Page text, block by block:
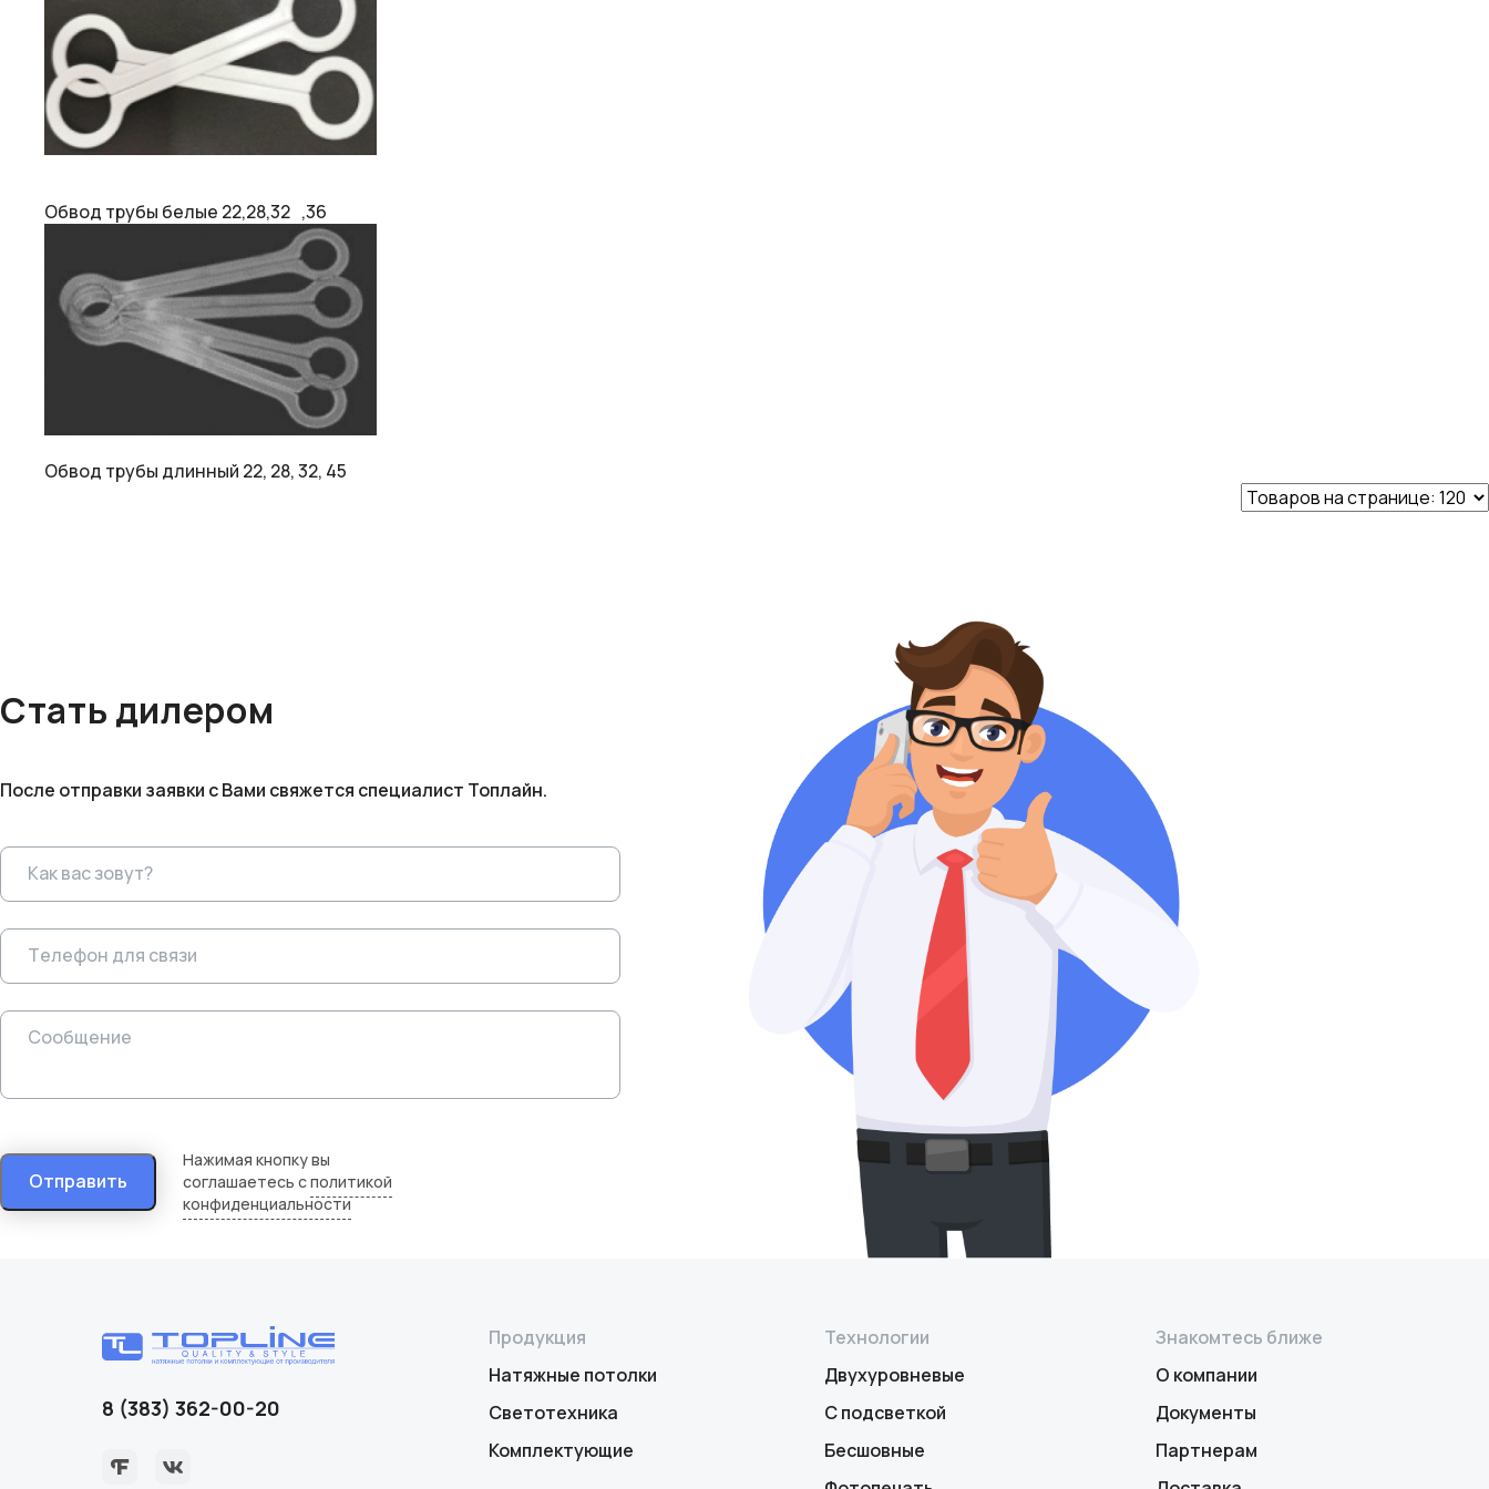
Обвод трубы белые 22,28,32 ,36
Обвод трубы длинный 22, 28, 32, 45
Стать дилером
После отправки заявки с Вами свяжется специалист Топлайн.
Отправить
Нажимая кнопку вы
соглашаетесь сполитикой
конфиденциальности
8 (383) 362-00-20
Продукция
Натяжные потолки
Светотехника
Комплектующие
Технологии
Двухуровневые
С подсветкой
Бесшовные
Знакомтесь ближе
О компании
Документы
Партнерам